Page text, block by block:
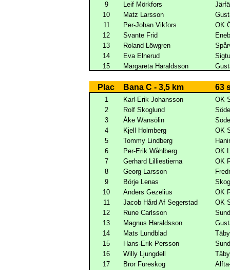
9
Leif Mörkfors
10
Matz Larsson
11
Per-Johan Vikfors
OK
12
Svante Frid
13
Roland Löwgren
14
Eva Elnerud
15
Margareta Haraldsson
Plac Bana C - 3,5 km 63
1 Karl-Erik Johansson
OK
2
Rolf Skoglund
3
Åke Wansölin
4
Kjell Holmberg
OK
5
Tommy Lindberg
6
Per-Erik Wåhlberg
OK
7
Gerhard Lilliestierna
OK
8
Georg Larsson
9
Börje Lenas
10
Anders Gezelius
OK
11
Jacob Hård Af Segerstad
OK
12
Rune Carlsson
13
Magnus Haraldsson
14
Mats Lundblad
15
Hans-Erik Persson
16
Willy Ljungdell
17
Bror Fureskog